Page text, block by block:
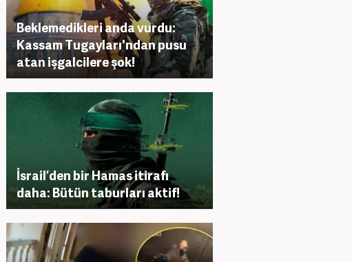
Beklemedikleri anda vurdu:
Kassam Tugayları'ndan pusu
atan işgalcilere şok!
İsrail’den bir Hamas itirafı
daha: Bütün taburları aktif!